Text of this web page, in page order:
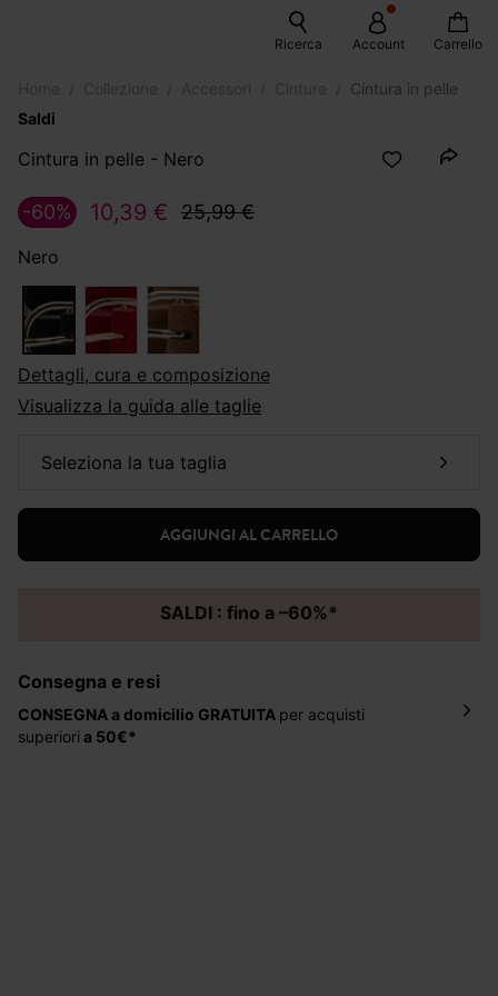
Ricerca Account Carrello
Cintura in pelle
Saldi
Cintura in pelle - Nero
10,39 € 25,99 €
-60%
Nero
dettagli, cura e composizione
Visualizza la guida alle taglie
seleziona la tua taglia
AGGIUNGI AL CARRELLO
SALDI : fino a –60%*
Consegna e resi
CONSEGNA a domicilio GRATUITA per acquisti
superiori a 50€*